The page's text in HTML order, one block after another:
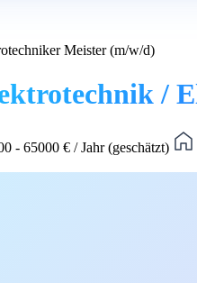
Meister (m/w/d)
/
- 65000 € / Jahr (geschätzt)